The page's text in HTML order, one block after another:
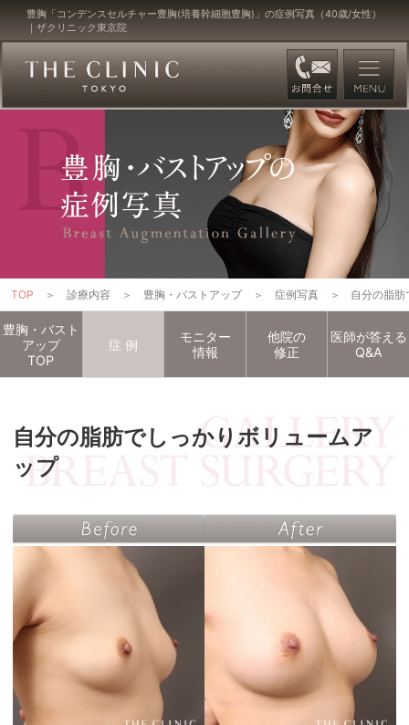
豊胸「コンデンスセルチャー豊胸(培養幹細胞豊胸)」の症例写真（40歳/女性）
｜ザクリニック東京院
TOP 診療内容 豊胸・バストアップ 症例写真 自分の脂
豊胸・バスト
アップ
TOP
症 例
モニター
情報
他院の
修正
医師が答える
Q&A
自分の脂肪でしっかりボリュームア
ップ